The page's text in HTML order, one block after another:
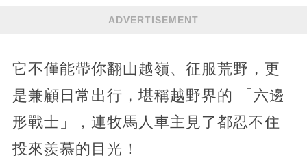
ADVERTISEMENT
它不僅能帶你翻山越嶺、征服荒野，更
是兼顧日常出行，堪稱越野界的 「六邊
形戰士」，連牧馬人車主見了都忍不住
投來羨慕的目光！